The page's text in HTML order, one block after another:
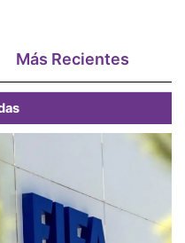
Más Recientes